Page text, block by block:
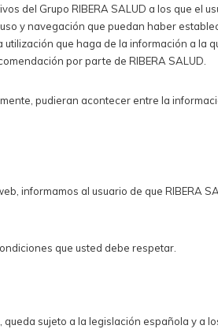
del Grupo RIBERA SALUD a los que el
y navegación que puedan haber
que haga de la información a la
por parte de RIBERA SALUD.
pudieran acontecer entre la
informamos al usuario de que RIBERA
que usted debe respetar.
sujeto a la legislación española y a